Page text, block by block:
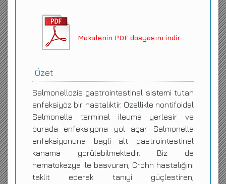
Makalenin PDF dosyasını indir
Özet
Salmonellozis gastrointestinal sistemi tutan
enfeksiyöz bir hastalıktir. Özellikle nontifoidal
Salmonella terminal ileuma yerlesir ve
burada enfeksiyona yol açar. Salmonella
enfeksiyonuna bagli alt gastrointestinal
kanama görülebilmektedir. Biz de
hematokezya ile basvuran, Crohn hastalığıni
taklit ederek tanıyi güçlestiren,